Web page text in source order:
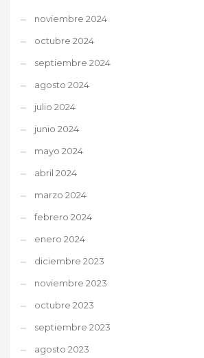
noviembre 2024
octubre 2024
septiembre 2024
agosto 2024
julio 2024
junio 2024
mayo 2024
abril 2024
marzo 2024
febrero 2024
enero 2024
diciembre 2023
noviembre 2023
octubre 2023
septiembre 2023
agosto 2023